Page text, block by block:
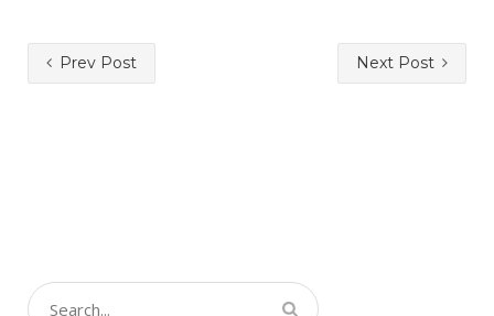
Prev Post Next Post